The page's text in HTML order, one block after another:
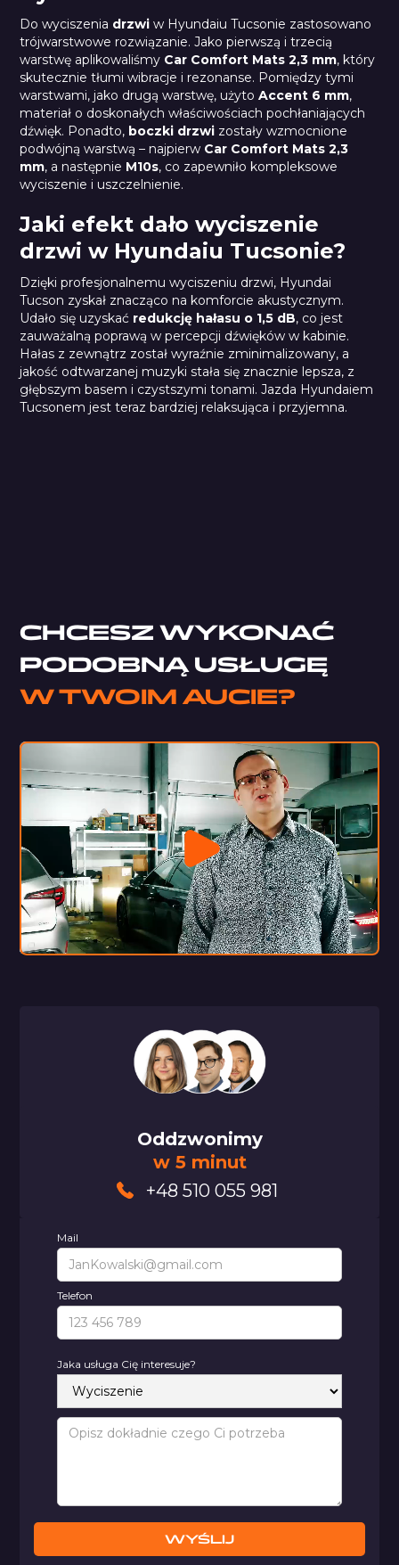
Do wyciszenia drzwi w Hyundaiu Tucsonie zastosowano
trójwarstwowe rozwiązanie. Jako pierwszą i trzecią
warstwę aplikowaliśmy Car Comfort Mats 2,3 mm, który
skutecznie tłumi wibracje i rezonanse. Pomiędzy tymi
warstwami, jako drugą warstwę, użytoAccent 6 mm,
materiał o doskonałych właściwościach pochłaniających
dźwięk. Ponadto, boczki drzwi zostały wzmocnione
podwójną warstwą – najpierw Car Comfort Mats 2,3
mm, a następnie M10s, co zapewniło kompleksowe
wyciszenie i uszczelnienie.
Jaki efekt dało wyciszenie
drzwi w Hyundaiu Tucsonie?
Dzięki profesjonalnemu wyciszeniu drzwi, Hyundai
Tucson zyskał znacząco na komforcie akustycznym.
Udało się uzyskać redukcję hałasu o 1,5 dB, co jest
zauważalną poprawą w percepcji dźwięków w kabinie.
Hałas z zewnątrz został wyraźnie zminimalizowany, a
jakość odtwarzanej muzyki stała się znacznie lepsza, z
głębszym basem i czystszymi tonami. Jazda Hyundaiem
Tucsonem jest teraz bardziej relaksująca i przyjemna.
CHCESZ WYKONAĆ
PODOBNĄ USŁUGĘ
W TWOIM AUCIE?
Oddzwonimy
w 5 minut
+48 510 055 981
Mail
Telefon
Jaka usługa Cię interesuje?